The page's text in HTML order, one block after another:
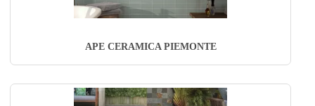
APE CERAMICA PIEMONTE